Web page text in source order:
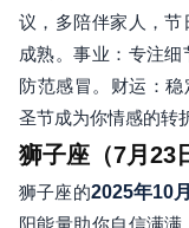
议，多陪伴家人，
成熟。事业：专注细
防范感冒。财运：
圣节成为你情感的转
狮子座（7月23
狮子座的2025年10